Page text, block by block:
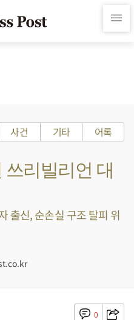
사건 기타 어록
쓰리빌리언 대
출신, 순손실 구조 탈피 위
0